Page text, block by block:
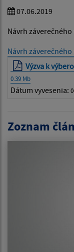
07.06.2019
Návrh
Návrh
Výzva k
0.39 Mb
Dátum vyvesenia:
Zoznam